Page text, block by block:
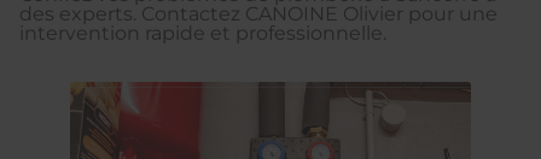
des experts. Contactez CANOINE Olivier pour une
intervention rapide et professionnelle.